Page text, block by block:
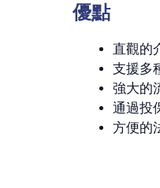
優點
直觀的
支援多
強大的
通過投
方便的